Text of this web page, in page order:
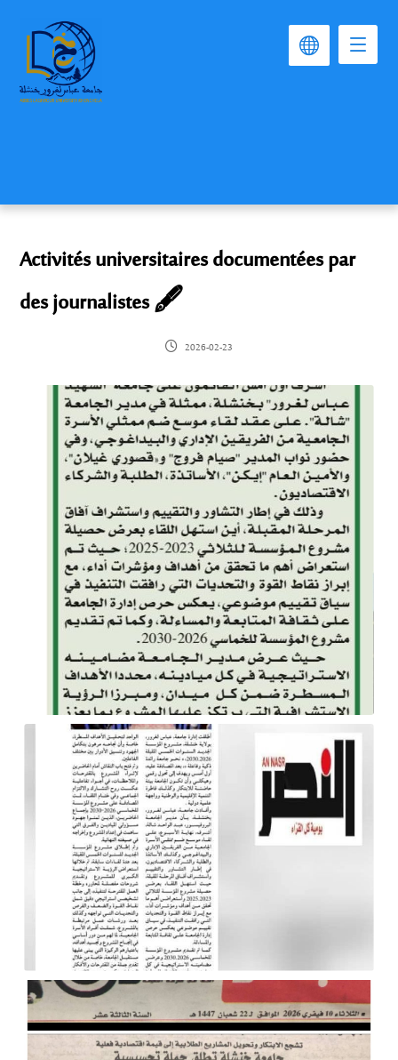
Activités universitaires documentées par
des journalistes 🖋️
2026-02-23